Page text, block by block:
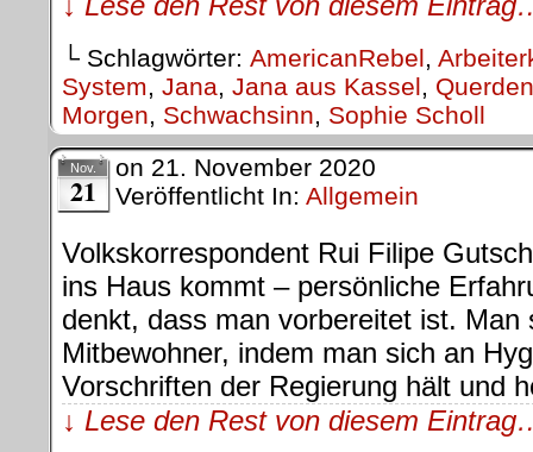
└ Schlagwörter: AmericanRebel,
System, Jana, Jana aus Kassel,
Morgen, Schwachsinn, Sophie Scholl
Nov.
21
on 21. November 2020
Veröffentlicht In: Allgemein
Volkskorrespondent Rui Filipe
ins Haus kommt – persönliche
denkt, dass man vorbereitet ist. Man
Mitbewohner, indem man sich an
Vorschriften der Regierung hält und
↓ Lese den Rest von diesem